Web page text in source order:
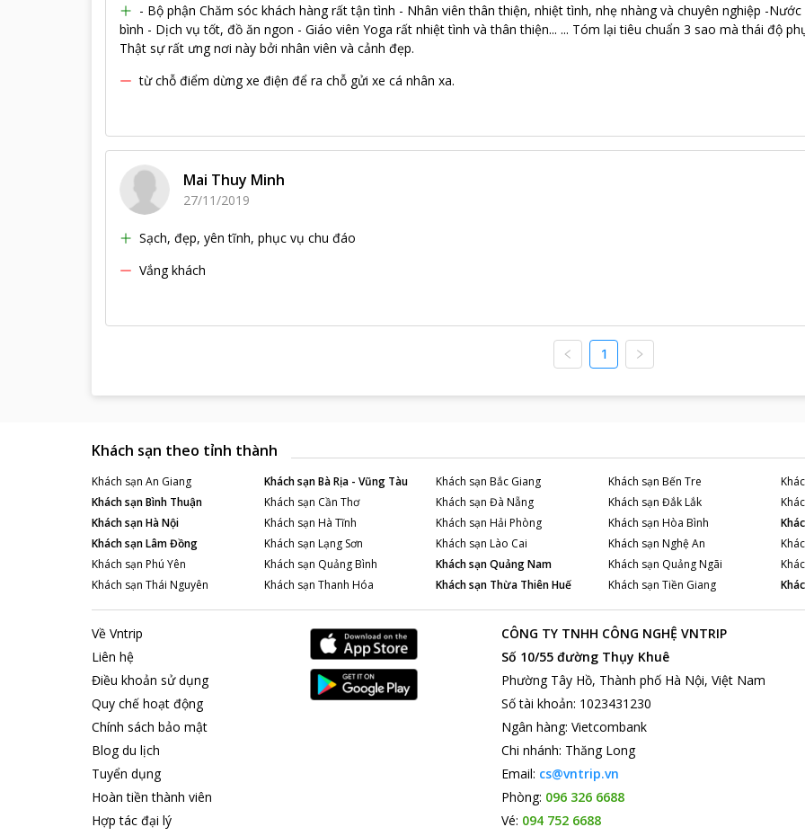
- Bộ phận Chăm sóc khách hàng rất tận tình - Nhân viên thân thiện, nhiệt tình, nhẹ nhàng và chuyên nghiệp -
bình - Dịch vụ tốt, đồ ăn ngon - Giáo viên Yoga rất nhiệt tình và thân thiện... ... Tóm lại tiêu chuẩn 3 sao mà thái độ
Thật sự rất ưng nơi này bởi nhân viên và cảnh đẹp.
từ chỗ điểm dừng xe điện để ra chỗ gửi xe cá nhân xa.
Mai Thuy Minh
27/11/2019
Sạch, đẹp, yên tĩnh, phục vụ chu đáo
Vắng khách
1
Khách sạn theo tỉnh thành
Khách sạn An Giang Khách sạnBà Rịa - Vũng Tàu Khách sạn Bắc Giang Khách sạn Bến Tre
Khách sạnBình Thuận Khách sạn Cần Thơ Khách sạn Đà Nẵng Khách sạn Đắk Lắk
Khách sạnHà Nội Khách sạn Hà Tĩnh Khách sạn Hải Phòng Khách sạn Hòa Bình
Khách sạnLâm Đồng Khách sạn Lạng Sơn Khách sạn Lào Cai Khách sạn Nghệ An
Khách sạn Phú Yên Khách sạn Quảng Bình Khách sạnQuảng Nam Khách sạn Quảng Ngãi
Khách sạn Thái Nguyên Khách sạn Thanh Hóa Khách sạn Thừa Thiên Huế Khách sạn Tiền Giang
Về Vntrip
Liên hệ
Điều khoản sử dụng
Quy chế hoạt động
Chính sách bảo mật
Blog du lịch
Tuyển dụng
Hoàn tiền thành viên
Hợp tác đại lý
CÔNG TY TNHH CÔNG NGHỆ VNTRIP
Số 10/55 đường Thụy Khuê
Phường Tây Hồ, Thành phố Hà Nội, Việt Nam
Số tài khoản: 1023431230
Ngân hàng: Vietcombank
Chi nhánh: Thăng Long
Email: cs@vntrip.vn
Phòng: 096 326 6688
Vé: 094 752 6688